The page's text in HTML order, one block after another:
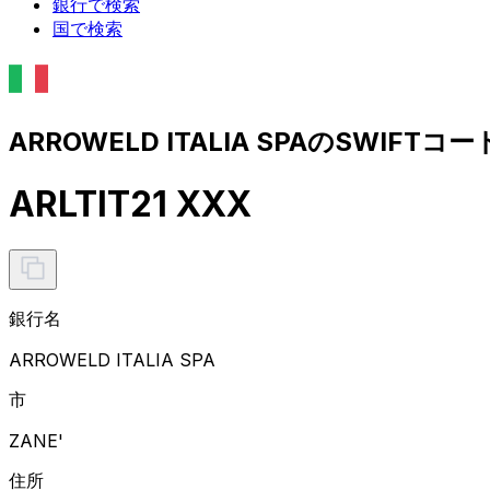
国で検索
ARROWELD ITALIA SPAのSWIFTコー
ARLTIT21 XXX
銀行名
ARROWELD ITALIA SPA
市
ZANE'
住所